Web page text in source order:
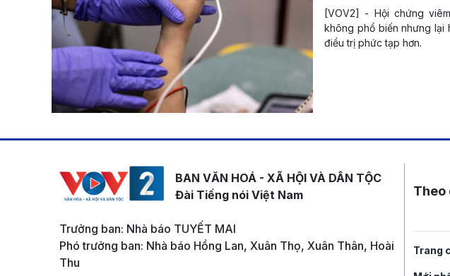
[VOV2] - Hội chứng
không phổ biến nhưng lại
điều trị phức tạp hơn.
BAN VĂN HOÁ - XÃ HỘI VÀ DÂN TỘC
Đài Tiếng nói Việt Nam
Trưởng ban: Nhà báo TUYẾT MAI
Phó trưởng ban: Nhà báo Hồng Lan, Xuân Thọ, Xuân Thân, Hoài
Thu
Theo
Trang